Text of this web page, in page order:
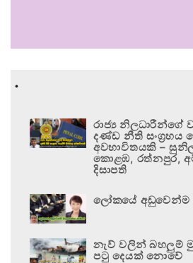
.
රාජ්‍ය නිලධාරීන්ගේ
දණ්ඩ නීති සංග්‍රහය
අවභාවිතයකි –
කොළඹ, රත්නපුර,
දිසාපති
ලෝකයේ අඩුවෙන්ම
නැව් වලින් බහලුම්
පටු දෙයක් නොවේ